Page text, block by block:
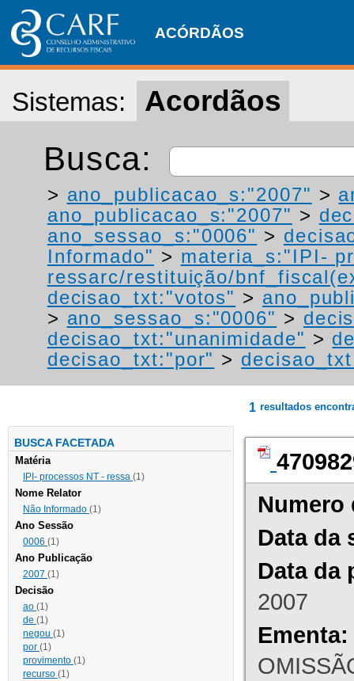
ACÓRDÃOS
Sistemas: Acordãos
Busca:
> ano_publicacao_s:"2007" >
ano_publicacao_s:"2007" >
ano_sessao_s:"0006" >
Informado" > materia_s:"IPI-
ressarc/restituição/
decisao_txt:"votos" >
> ano_sessao_s:"0006" >
decisao_txt:"unanimidade" >
decisao_txt:"por" >
BUSCA FACETADA
Matéria
IPI- processos NT - ressa (1)
Nome Relator
Não Informado (1)
Ano Sessão
0006 (1)
Ano Publicação
2007 (1)
Decisão
ao (1)
de (1)
negou (1)
por (1)
provimento (1)
recurso (1)
1 resultados
Numero
Data da
Data da
2007
Ementa: